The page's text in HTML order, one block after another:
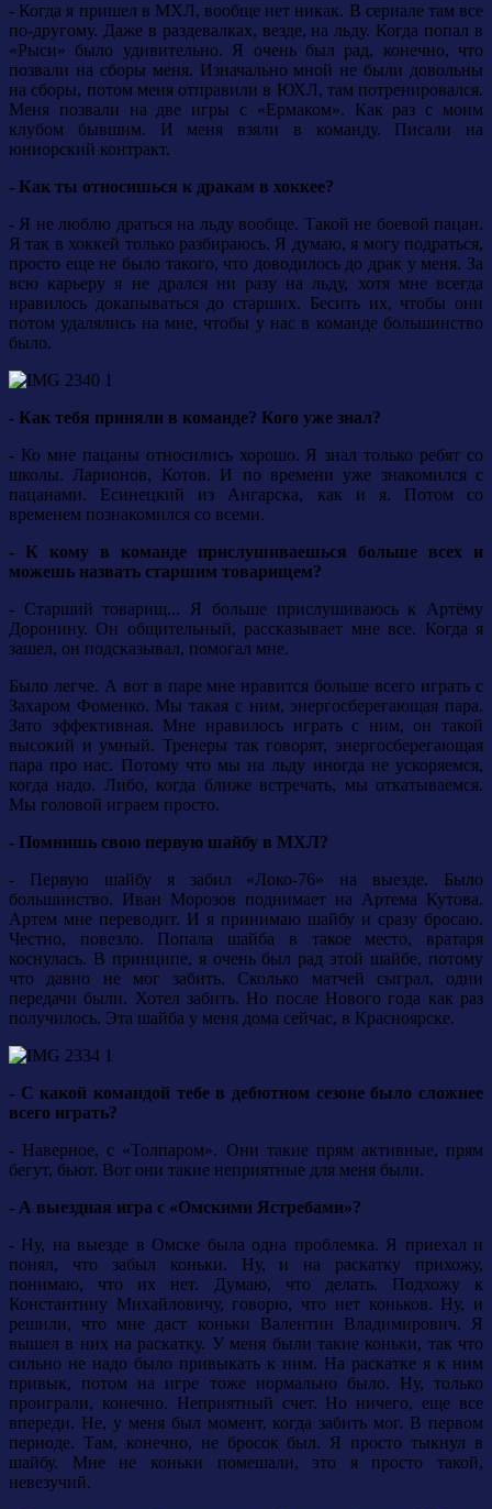
- Когда я пришел в МХЛ, вообще нет никак. В сериале там все
по-другому. Даже в раздевалках, везде, на льду. Когда попал в
«Рыси» было удивительно. Я очень был рад, конечно, что
позвали на сборы меня. Изначально мной не были довольны
на сборы, потом меня отправили в ЮХЛ, там потренировался.
Меня позвали на две игры с «Ермаком». Как раз с моим
клубом бывшим. И меня взяли в команду. Писали на
юниорский контракт.
- Как ты относишься к дракам в хоккее?
- Я не люблю драться на льду вообще. Такой не боевой пацан.
Я так в хоккей только разбираюсь. Я думаю, я могу подраться,
просто еще не было такого, что доводилось до драк у меня. За
всю карьеру я не дрался ни разу на льду, хотя мне всегда
нравилось докапываться до старших. Бесить их, чтобы они
потом удалялись на мне, чтобы у нас в команде большинство
было.
- Как тебя приняли в команде? Кого уже знал?
- Ко мне пацаны относились хорошо. Я знал только ребят со
школы. Ларионов, Котов. И по времени уже знакомился с
пацанами. Есинецкий из Ангарска, как и я. Потом со
временем познакомился со всеми.
- К кому в команде прислушиваешься больше всех и
можешь назвать старшим товарищем?
- Старший товарищ... Я больше прислушиваюсь к Артёму
Доронину. Он общительный, рассказывает мне все. Когда я
зашел, он подсказывал, помогал мне.
Было легче. А вот в паре мне нравится больше всего играть с
Захаром Фоменко. Мы такая с ним, энергосберегающая пара.
Зато эффективная. Мне нравилось играть с ним, он такой
высокий и умный. Тренеры так говорят, энергосберегающая
пара про нас. Потому что мы на льду иногда не ускоряемся,
когда надо. Либо, когда ближе встречать, мы откатываемся.
Мы головой играем просто.
- Помнишь свою первую шайбу в МХЛ?
- Первую шайбу я забил «Локо-76» на выезде. Было
большинство. Иван Морозов поднимает на Артема Кутова.
Артем мне переводит. И я принимаю шайбу и сразу бросаю.
Честно, повезло. Попала шайба в такое место, вратаря
коснулась. В принципе, я очень был рад этой шайбе, потому
что давно не мог забить. Сколько матчей сыграл, одни
передачи были. Хотел забить. Но после Нового года как раз
получилось. Эта шайба у меня дома сейчас, в Красноярске.
- С какой командой тебе в дебютном сезоне было сложнее
всего играть?
- Наверное, с «Толпаром». Они такие прям активные, прям
бегут, бьют. Вот они такие неприятные для меня были.
- А выездная игра с «Омскими Ястребами»?
- Ну, на выезде в Омске была одна проблемка. Я приехал и
понял, что забыл коньки. Ну, и на раскатку прихожу,
понимаю, что их нет. Думаю, что делать. Подхожу к
Константину Михайловичу, говорю, что нет коньков. Ну, и
решили, что мне даст коньки Валентин Владимирович. Я
вышел в них на раскатку. У меня были такие коньки, так что
сильно не надо было привыкать к ним. На раскатке я к ним
привык, потом на игре тоже нормально было. Ну, только
проиграли, конечно. Неприятный счет. Но ничего, еще все
впереди. Не, у меня был момент, когда забить мог. В первом
периоде. Там, конечно, не бросок был. Я просто тыкнул в
шайбу. Мне не коньки помешали, это я просто такой,
невезучий.